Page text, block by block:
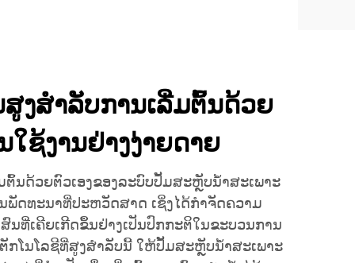
ສູງສຳລັບການເລີ່ມຕົ້ນດ້ວຍ
ໃຊ້ງານຢ່າງງ່າຍດາຍ
ນດ້ວຍຕົວເອງຂອງລະບົບປັ້ມສະຫຼັບນ້ຳສະເພາະ
ດທະນາທີ່ປະຫວັດສາດ ເຊິ່ງໄດ້ກຳຈັດຄວາມ
ທີ່ເຄີຍເກີດຂຶ້ນຢ່າງເປັນປົກກະຕິໃນຂະບວນການ
ກໂນໂລຊີທີ່ສູງສຳລັບນີ້ ໃຫ້ປັ້ມສະຫຼັບນ້ຳສະເພາະ